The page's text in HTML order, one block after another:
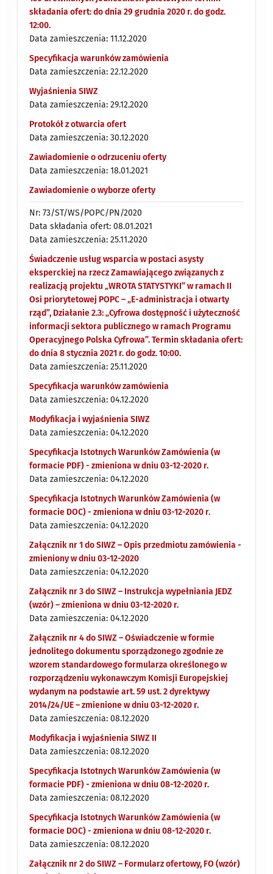
składania ofert: do dnia 29 grudnia 2020 r. do godz.
12:00.
Data zamieszczenia: 11.12.2020
Specyfikacja warunków zamówienia
Data zamieszczenia: 22.12.2020
Wyjaśnienia SIWZ
Data zamieszczenia: 29.12.2020
Protokół z otwarcia ofert
Data zamieszczenia: 30.12.2020
Zawiadomienie o odrzuceniu oferty
Data zamieszczenia: 18.01.2021
Zawiadomienie o wyborze oferty
Nr: 73/ST/WS/POPC/PN/2020
Data składania ofert: 08.01.2021
Data zamieszczenia: 25.11.2020
Świadczenie usług wsparcia w postaci asysty
eksperckiej na rzecz Zamawiającego związanych z
realizacją projektu „WROTA STATYSTYKI” w ramach II
Osi priorytetowej POPC – „E-administracja i otwarty
rząd”, Działanie 2.3: „Cyfrowa dostępność i użyteczność
informacji sektora publicznego w ramach Programu
Operacyjnego Polska Cyfrowa”. Termin składania ofert:
do dnia 8 stycznia 2021 r. do godz. 10:00.
Data zamieszczenia: 25.11.2020
Specyfikacja warunków zamówienia
Data zamieszczenia: 04.12.2020
Modyfikacja i wyjaśnienia SIWZ
Data zamieszczenia: 04.12.2020
Specyfikacja Istotnych Warunków Zamówienia (w
formacie PDF) - zmieniona w dniu 03-12-2020 r.
Data zamieszczenia: 04.12.2020
Specyfikacja Istotnych Warunków Zamówienia (w
formacie DOC) - zmieniona w dniu 03-12-2020 r.
Data zamieszczenia: 04.12.2020
Załącznik nr 1 do SIWZ – Opis przedmiotu zamówienia -
zmieniony w dniu 03-12-2020
Data zamieszczenia: 04.12.2020
Załącznik nr 3 do SIWZ – Instrukcja wypełniania JEDZ
(wzór) – zmieniona w dniu 03-12-2020 r.
Data zamieszczenia: 04.12.2020
Załącznik nr 4 do SIWZ – Oświadczenie w formie
jednolitego dokumentu sporządzonego zgodnie ze
wzorem standardowego formularza określonego w
rozporządzeniu wykonawczym Komisji Europejskiej
wydanym na podstawie art. 59 ust. 2 dyrektywy
2014/24/UE – zmienione w dniu 03-12-2020 r.
Data zamieszczenia: 08.12.2020
Modyfikacja i wyjaśnienia SIWZ II
Data zamieszczenia: 08.12.2020
Specyfikacja Istotnych Warunków Zamówienia (w
formacie PDF) - zmieniona w dniu 08-12-2020 r.
Data zamieszczenia: 08.12.2020
Specyfikacja Istotnych Warunków Zamówienia (w
formacie DOC) - zmieniona w dniu 08-12-2020 r.
Data zamieszczenia: 08.12.2020
Załącznik nr 2 do SIWZ – Formularz ofertowy, FO (wzór)